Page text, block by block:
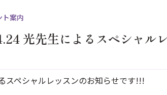
ト案内
光先生によるスペシャル
スペシャルレッスンのお知らせです!!!